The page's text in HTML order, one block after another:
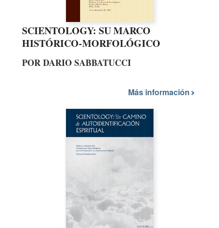
SCIENTOLOGY: SU MARCO
HISTÓRICO-MORFOLÓGICO
POR DARIO SABBATUCCI
Más información